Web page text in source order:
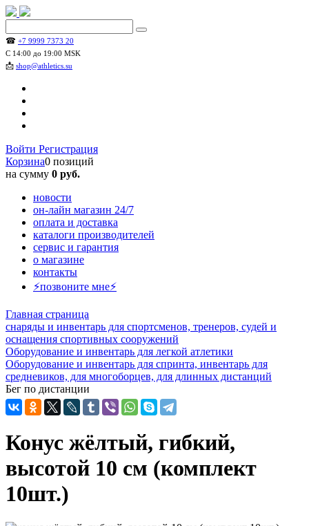
☎ +7 9999 7373 20
С 14:00 до 19:00 MSK
📩 shop@athletics.su
Войти Регистрация
Корзина0 позиций
на сумму 0 руб.
новости
он-лайн магазин 24/7
оплата и доставка
каталоги производителей
сервис и гарантия
о магазине
контакты
⚡позвоните мне⚡
Главная страница
снаряды и инвентарь для спортсменов, тренеров, судей и
оснащения спортивных сооружений
Оборудование и инвентарь для легкой атлетики
Оборудование и инвентарь для спринта, инвентарь для
средневиков, для многоборцев, для длинных дистанций
Бег по дистанции
Конус жёлтый, гибкий,
высотой 10 см (комплект
10шт.)